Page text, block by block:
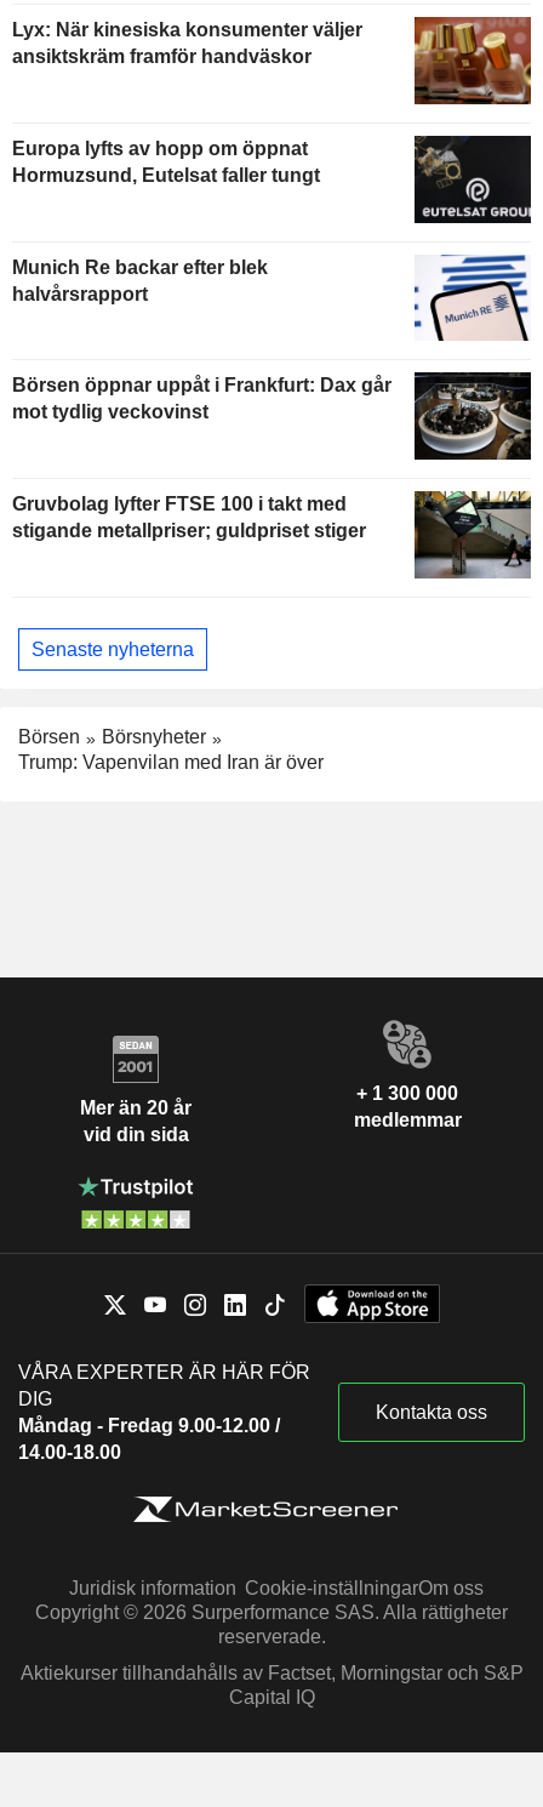
Lyx: När kinesiska konsumenter väljer
ansiktskräm framför handväskor
Europa lyfts av hopp om öppnat
Hormuzsund, Eutelsat faller tungt
Munich Re backar efter blek
halvårsrapport
Börsen öppnar uppåt i Frankfurt: Dax går
mot tydlig veckovinst
Gruvbolag lyfter FTSE 100 i takt med
stigande metallpriser; guldpriset stiger
Senaste nyheterna
Börsen
Börsnyheter
Trump: Vapenvilan med Iran är över
Mer än 20 år
vid din sida
+ 1 300 000
medlemmar
VÅRA EXPERTER ÄR HÄR FÖR
DIG
Måndag - Fredag 9.00-12.00 /
14.00-18.00
Kontakta oss
Juridisk information Cookie-inställningarOm oss
Copyright © 2026 Surperformance SAS. Alla rättigheter
reserverade.
Aktiekurser tillhandahålls av Factset, Morningstar och S&P
Capital IQ